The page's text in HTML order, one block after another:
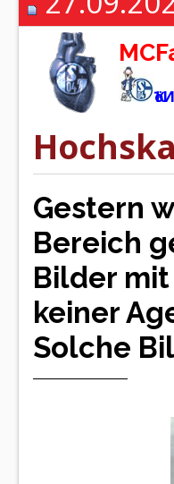
Gestern
Bereich
Bilder
keiner
Solche